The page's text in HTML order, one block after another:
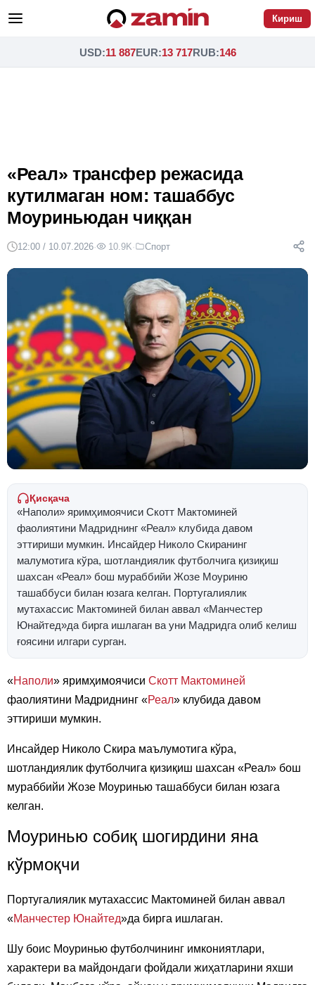
Кириш
USD:11 887EUR:13 717RUB:146
«Реал» трансфер режасида
кутилмаган ном: ташаббус
Моуриньюдан чиққан
12:00 / 10.07.2026· 10.9K· Спорт
Қисқача
«Наполи» яримҳимоячиси Скотт Мактоминей
фаолиятини Мадриднинг «Реал» клубида давом
эттириши мумкин. Инсайдер Николо Скиранинг
малумотига кўра, шотландиялик футболчига қизиқиш
шахсан «Реал» бош мураббийи Жозе Моуриню
ташаббуси билан юзага келган. Португалиялик
мутахассис Мактоминей билан аввал «Манчестер
Юнайтед»да бирга ишлаган ва уни Мадридга олиб келиш
ғоясини илгари сурган.
«Наполи» яримҳимоячиси Скотт Мактоминей
фаолиятини Мадриднинг «Реал» клубида давом
эттириши мумкин.
Инсайдер Николо Скира маълумотига кўра,
шотландиялик футболчига қизиқиш шахсан «Реал» бош
мураббийи Жозе Моуринью ташаббуси билан юзага
келган.
Моуринью собиқ шогирдини яна
кўрмоқчи
Португалиялик мутахассис Мактоминей билан аввал
«Манчестер Юнайтед»да бирга ишлаган.
Шу боис Моуринью футболчининг имкониятлари,
характери ва майдондаги фойдали жиҳатларини яхши